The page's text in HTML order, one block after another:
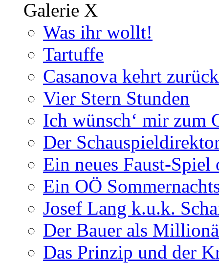
Galerie X
Was ihr wollt!
Tartuffe
Casanova kehrt zurück
Vier Stern Stunden
Ich wünsch‘ mir zum
Der
Ein neues Faust-Spiel
Ein OÖ
Josef Lang k.u.k.
Der Bauer als
Das Prinzip und der